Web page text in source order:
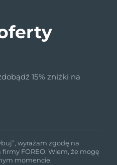
15% zniżki na
wyrażam zgodę na
FOREO. Wiem, że mogę
momencie.